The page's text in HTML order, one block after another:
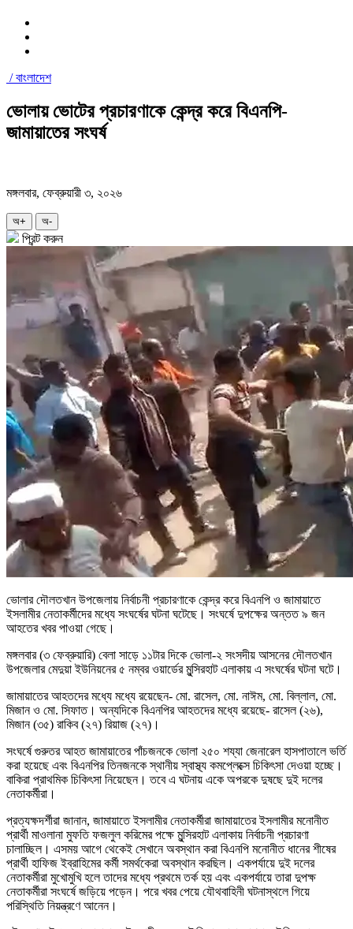
/বাংলাদেশ
ভোলায় ভোটের প্রচারণাকে কেন্দ্র করে বিএনপি-
জামায়াতের সংঘর্ষ
মঙ্গলবার, ফেব্রুয়ারী ৩, ২০২৬
অ+ অ-
প্রিন্ট করুন
ভোলার দৌলতখান উপজেলায় নির্বাচনী প্রচারণাকে কেন্দ্র করে বিএনপি ও জামায়াতে
ইসলামীর নেতাকর্মীদের মধ্যে সংঘর্ষের ঘটনা ঘটেছে। সংঘর্ষে দুপক্ষের অন্তত ৯ জন
আহতের খবর পাওয়া গেছে।
মঙ্গলবার (৩ ফেব্রুয়ারি) বেলা সাড়ে ১১টার দিকে ভোলা-২ সংসদীয় আসনের দৌলতখান
উপজেলার মেদুয়া ইউনিয়নের ৫ নম্বর ওয়ার্ডের মুন্সিরহাট এলাকায় এ সংঘর্ষের ঘটনা ঘটে।
জামায়াতের আহতদের মধ্যে মধ্যে রয়েছেন- মো. রাসেল, মো. নাঈম, মো. বিল্লাল, মো.
মিজান ও মো. সিফাত। অন্যদিকে বিএনপির আহতদের মধ্যে রয়েছে- রাসেল (২৬),
মিজান (৩৫) রাকিব (২৭) রিয়াজ (২৭)।
সংঘর্ষে গুরুতর আহত জামায়াতের পাঁচজনকে ভোলা ২৫০ শয্যা জেনারেল হাসপাতালে ভর্তি
করা হয়েছে এবং বিএনপির তিনজনকে স্থানীয় স্বাস্থ্য কমপ্লেক্সে চিকিৎসা দেওয়া হচ্ছে।
বাকিরা প্রাথমিক চিকিৎসা নিয়েছেন। তবে এ ঘটনায় একে অপরকে দুষছে দুই দলের
নেতাকর্মীরা।
প্রত্যক্ষদর্শীরা জানান, জামায়াতে ইসলামীর নেতাকর্মীরা জামায়াতের ইসলামীর মনোনীত
প্রার্থী মাওলানা মুফতি ফজলুল করিমের পক্ষে মুন্সিরহাট এলাকায় নির্বাচনী প্রচারণা
চালাচ্ছিল। এসময় আগে থেকেই সেখানে অবস্থান করা বিএনপি মনোনীত ধানের শীষের
প্রার্থী হাফিজ ইব্রাহিমের কর্মী সমর্থকেরা অবস্থান করছিল। একপর্যায়ে দুই দলের
নেতাকর্মীরা মুখোমুখি হলে তাদের মধ্যে প্রথমে তর্ক হয় এবং একপর্যায়ে তারা দুপক্ষ
নেতাকর্মীরা সংঘর্ষে জড়িয়ে পড়েন। পরে খবর পেয়ে যৌথবাহিনী ঘটনাস্থলে গিয়ে
পরিস্থিতি নিয়ন্ত্রণে আনেন।